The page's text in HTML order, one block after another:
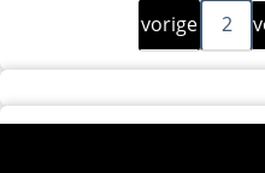
Vorige
pagina
vorige 2